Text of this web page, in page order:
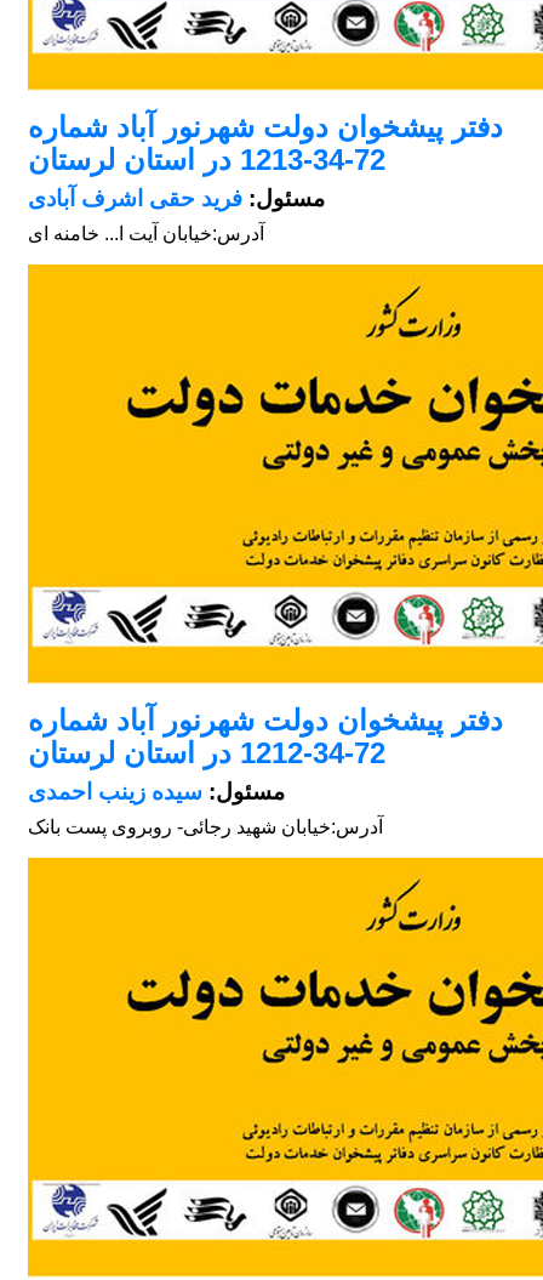
دفتر پیشخوان دولت شهرنور آباد شماره
72-34-1213 در استان لرستان
مسئول: فرید حقی اشرف آبادی
آدرس:خیابان آیت ا... خامنه ای
دفتر پیشخوان دولت شهرنور آباد شماره
72-34-1212 در استان لرستان
مسئول: سیده زینب احمدی
آدرس:خیابان شهید رجائی- روبروی پست بانک